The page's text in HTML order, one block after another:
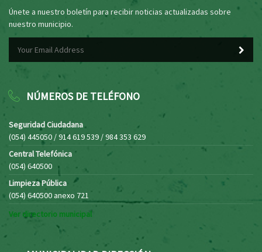
Únete a nuestro boletín para recibir noticias actualizadas sobre
nuestro municipio.
NÚMEROS DE TELÉFONO
Seguridad Ciudadana
(054) 445050 / 914 619 539 / 984 353 629
Central Telefónica
(054) 640500
Limpieza Pública
(054) 640500 anexo 721
Ver directorio municipal